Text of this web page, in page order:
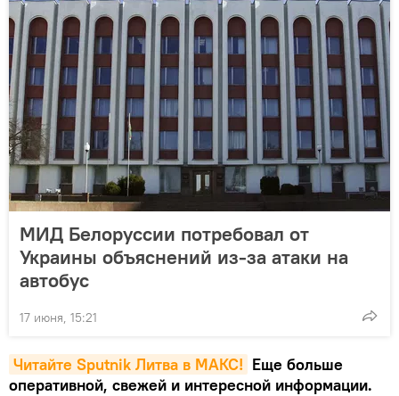
МИД Белоруссии потребовал от
Украины объяснений из-за атаки на
автобус
17 июня, 15:21
Читайте Sputnik Литва в MAКС! Еще больше
оперативной, свежей и интересной информации.